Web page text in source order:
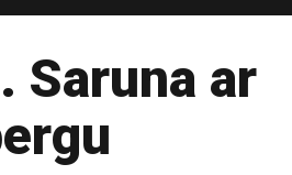
Saruna ar